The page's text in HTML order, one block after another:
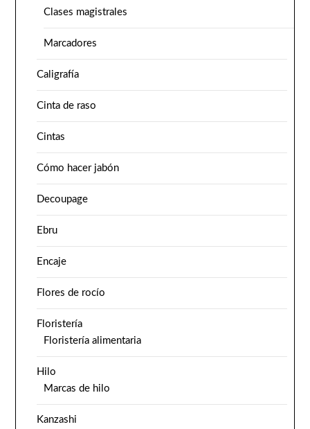
Clases magistrales
Marcadores
Caligrafía
Cinta de raso
Cintas
Cómo hacer jabón
Decoupage
Ebru
Encaje
Flores de rocío
Floristería
Floristería alimentaria
Hilo
Marcas de hilo
Kanzashi